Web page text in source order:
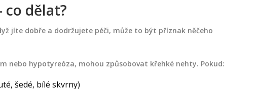
co dělat?
jíte dobře a dodržujete péči, může to být příznak něčeho
nebo hypotyreóza, mohou způsobovat křehké nehty. Pokud:
šedé, bílé skvrny)